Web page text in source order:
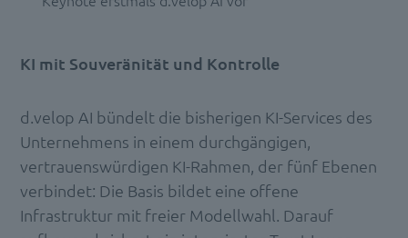
KI mit Souveränität und Kontrolle
d.velop AI bündelt die bisherigen KI-Services des
Unternehmens in einem durchgängigen,
vertrauenswürdigen KI-Rahmen, der fünf Ebenen
verbindet: Die Basis bildet eine offene
Infrastruktur mit freier Modellwahl. Darauf